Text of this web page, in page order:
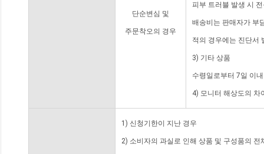
단순변심 및
주문착오의 경우
피부 트러블 발생 시
배송비는 판매자가 부
적의 경우에는 진단서
3) 기타 상품
수령일로부터 7일 이
4) 모니터 해상도의 차
1) 신청기한이 지난 경우
2) 소비자의 과실로 인해 상품 및 구성품의